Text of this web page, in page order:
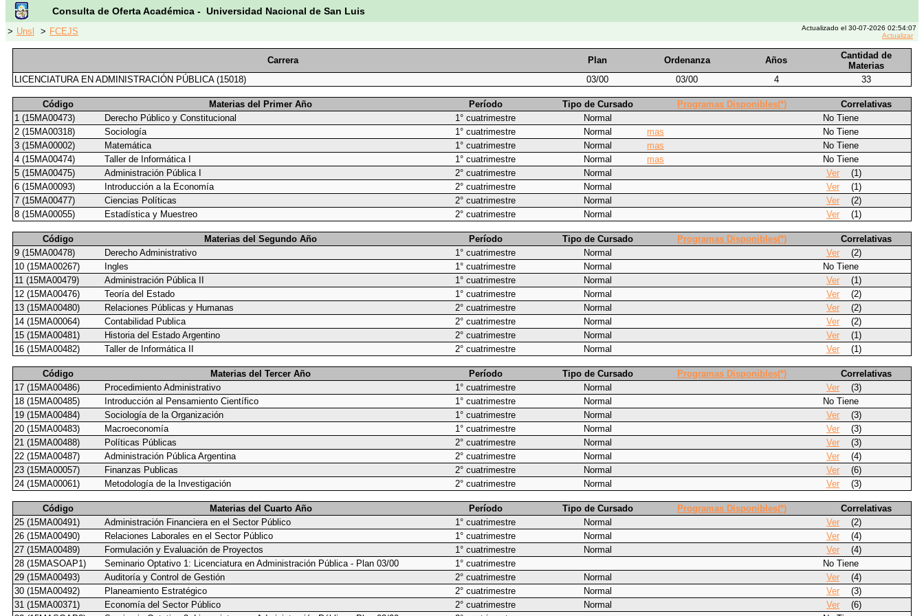
Consulta de Oferta Académica - Universidad Nacional de San Luis
> Unsl > FCEJS
Actualizado el 30-07-2026 02:54:07
Actualizar
Carrera Plan Ordenanza Años
Cantidad de
Materias
LICENCIATURA EN ADMINISTRACIÓN PÚBLICA (15018)
03/00 03/00 4 33
Código Materias del Primer Año Período Tipo de Cursado Programas Disponibles(*)
Correlativas
1 (15MA00473)
Derecho Público y Constitucional 1° cuatrimestre Normal
No Tiene
2 (15MA00318)
Sociología 1° cuatrimestre Normal mas
No Tiene
3 (15MA00002)
Matemática 1° cuatrimestre Normal mas
No Tiene
4 (15MA00474)
Taller de Informática I 1° cuatrimestre Normal mas
No Tiene
5 (15MA00475)
Administración Pública I 2° cuatrimestre Normal Ver
(1)
6 (15MA00093)
Introducción a la Economía 2° cuatrimestre Normal Ver
(1)
7 (15MA00477)
Ciencias Políticas 2° cuatrimestre Normal Ver
(2)
8 (15MA00055)
Estadística y Muestreo 2° cuatrimestre Normal Ver (1)
Código Materias del Segundo Año Período Tipo de Cursado Programas Disponibles(*)
Correlativas
9 (15MA00478)
Derecho Administrativo 1° cuatrimestre Normal Ver
(2)
10 (15MA00267)
Ingles 1° cuatrimestre Normal
No Tiene
11 (15MA00479)
Administración Pública II 1° cuatrimestre Normal Ver
(1)
12 (15MA00476)
Teoría del Estado 1° cuatrimestre Normal Ver
(2)
13 (15MA00480)
Relaciones Públicas y Humanas 2° cuatrimestre Normal Ver
(2)
14 (15MA00064)
Contabilidad Publica 2° cuatrimestre Normal Ver
(2)
15 (15MA00481)
Historia del Estado Argentino 2° cuatrimestre Normal Ver
(1)
16 (15MA00482)
Taller de Informática II 2° cuatrimestre Normal Ver (1)
Código Materias del Tercer Año Período Tipo de Cursado Programas Disponibles(*)
Correlativas
17 (15MA00486)
Procedimiento Administrativo 1° cuatrimestre Normal Ver
(3)
18 (15MA00485)
Introducción al Pensamiento Científico 1° cuatrimestre Normal
No Tiene
19 (15MA00484)
Sociología de la Organización 1° cuatrimestre Normal Ver
(3)
20 (15MA00483)
Macroeconomía 1° cuatrimestre Normal Ver
(3)
21 (15MA00488)
Políticas Públicas 2° cuatrimestre Normal Ver
(3)
22 (15MA00487)
Administración Pública Argentina 2° cuatrimestre Normal Ver
(4)
23 (15MA00057)
Finanzas Publicas 2° cuatrimestre Normal Ver
(6)
24 (15MA00061)
Metodología de la Investigación 2° cuatrimestre Normal Ver (3)
Código Materias del Cuarto Año Período Tipo de Cursado Programas Disponibles(*)
Correlativas
25 (15MA00491)
Administración Financiera en el Sector Público 1° cuatrimestre Normal Ver
(2)
26 (15MA00490)
Relaciones Laborales en el Sector Público 1° cuatrimestre Normal Ver
(4)
27 (15MA00489)
Formulación y Evaluación de Proyectos 1° cuatrimestre Normal Ver
(4)
28 (15MASOAP1)
Seminario Optativo 1: Licenciatura en Administración Pública - Plan 03/00 1° cuatrimestre
No Tiene
29 (15MA00493)
Auditoría y Control de Gestión 2° cuatrimestre Normal Ver
(4)
30 (15MA00492)
Planeamiento Estratégico 2° cuatrimestre Normal Ver
(3)
31 (15MA00371)
Economía del Sector Público 2° cuatrimestre Normal Ver
(6)